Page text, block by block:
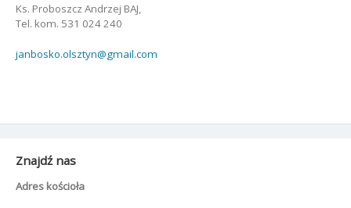
Ks. Proboszcz Andrzej BAJ,
Tel. kom. 531 024 240
janbosko.olsztyn@gmail.com
Znajdź nas
Adres kościoła